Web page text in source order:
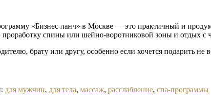
«Бизнес-ланч» в Москве — это практичный и
спины или шейно-воротниковой зоны и отдых с
брату или другу, особенно если хочется подарить не
для мужчин, для тела, массаж, расслабление, спа-программы